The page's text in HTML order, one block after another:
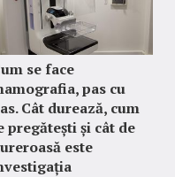
se face
pas cu
Cât durează, cum
pregătești și cât de
este